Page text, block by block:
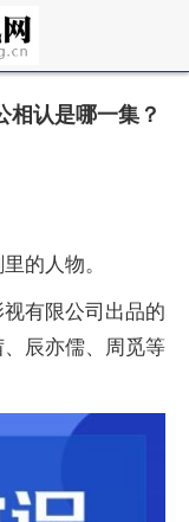
相认是哪一集？
的人物。
视有限公司出品的
辰亦儒、周觅等